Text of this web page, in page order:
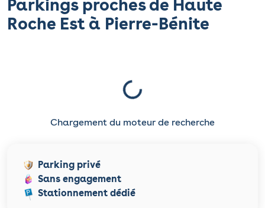
Parkings proches de Haute
Roche Est à Pierre-Bénite
Chargement du moteur de recherche
Parking privé
Sans engagement
Stationnement dédié